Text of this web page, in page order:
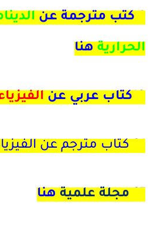
كتب مترجمة عن
الحرارية هنا
كتاب مترجم عن
مجلة علمية هنا